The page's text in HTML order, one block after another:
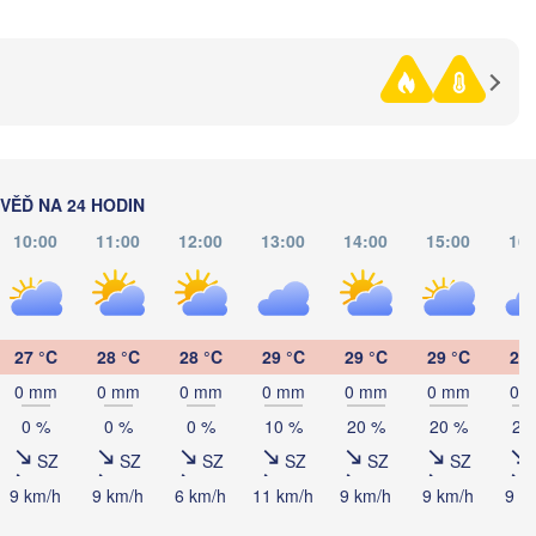
NA 24 HODIN
10:00 11:00 12:00 13:00 14:00 15:00
27 °C
0 mm
0 %
SZ
9 km/h
28 °C
0 mm
0 %
SZ
9 km/h
28 °C
0 mm
0 %
SZ
6 km/h
29 °C
0 mm
10 %
SZ
11 km/h
29 °C
0 mm
20 %
SZ
9 km/h
29 °C
0 mm
20 %
SZ
9 km/h
29
0
20
9
Одеса
(Odesa)
Chișinău
Кривий Ріг
(Kryvyi Rih)
Чернівці
(Kropyvnytskyi)
Brașov
Galați
Миколаїв
(Mykolaiv)
RUMUNSKO
MOLDAVSKO
V